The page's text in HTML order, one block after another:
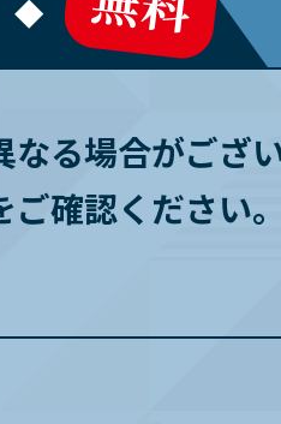
る場合がござい
確認ください。